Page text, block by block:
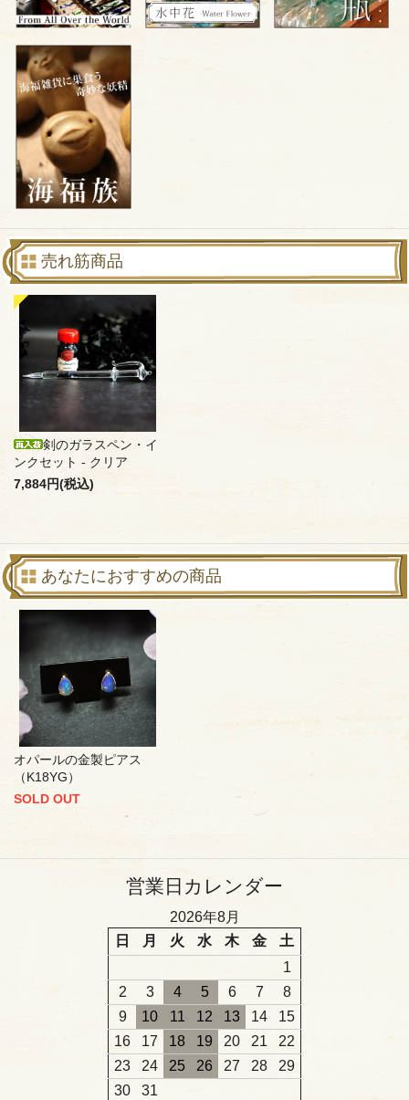
売れ筋商品
剣のガラスペン・イ
ンクセット - クリア
7,884円(税込)
あなたにおすすめの商品
オパールの金製ピアス
（K18YG）
SOLD OUT
営業日カレンダー
2026年8月
日
月 火 水 木 金
土
1
2
3 4 5 6 7
8
9
10 11 12 13 14
15
16
17 18 19 20 21
22
23
24 25 26 27 28
29
30
31